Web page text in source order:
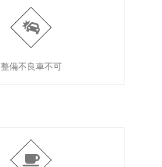
整備不良車不可